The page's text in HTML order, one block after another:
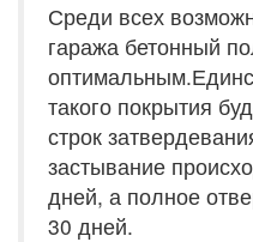
Среди всех
гаража бетонный
такого покрытия
строк
застывание
дней, а полное
30 дней.